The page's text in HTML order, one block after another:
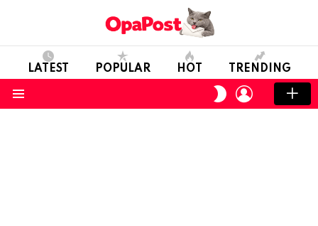
LATEST POPULAR HOT TRENDING
SWITCH
SKIN
LOGIN